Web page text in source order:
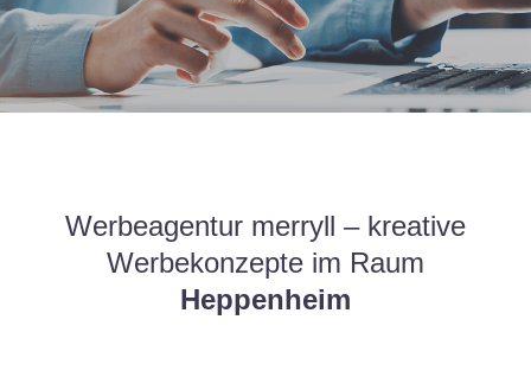
Werbeagentur merryll – kreative
Werbekonzepte im Raum
Heppenheim